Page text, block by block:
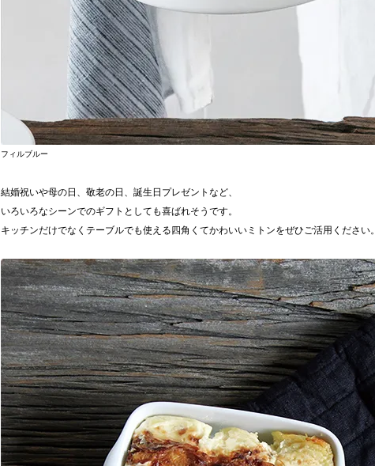
フィルブルー
結婚祝いや母の日、敬老の日、誕生日プレゼントなど、
いろいろなシーンでのギフトとしても喜ばれそうです。
キッチンだけでなくテーブルでも使える四角くてかわいいミトンをぜひご活用ください